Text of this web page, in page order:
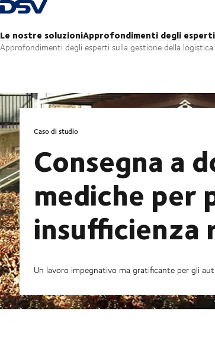
Torna alla pagina iniziale
Le nostre soluzioniApprofondimenti degli esperti
Approfondimenti degli esperti sulla gestione della logistica
Caso di studio
Consegna a
mediche per
insufficienza
Un lavoro impegnativo ma gratificante per gli